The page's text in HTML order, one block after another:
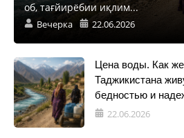
об, тағйирёбии иқлим...
Вечерка 22.06.2026
Цена воды. Как
Таджикистана
бедностью и
22.06.2026